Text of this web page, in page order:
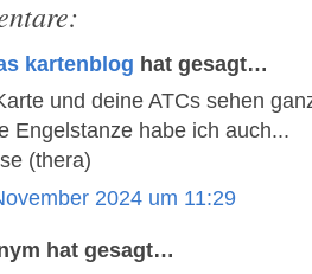
kartenblog hat gesagt…
und deine ATCs sehen
Engelstanze habe ich auch...
(thera)
2024 um 11:29
hat gesagt…